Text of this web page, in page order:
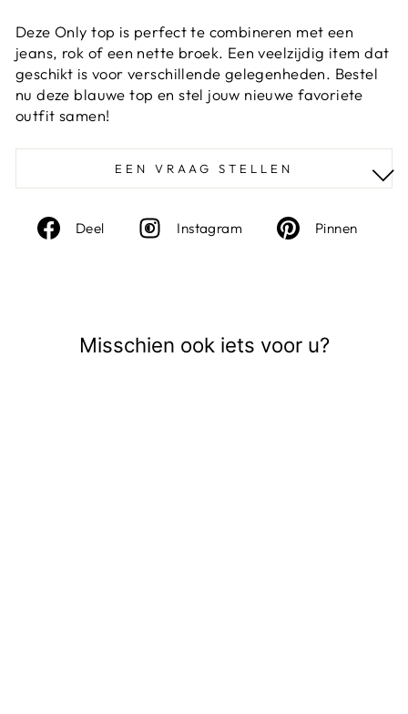
Deze Only top is perfect te combineren met een
jeans, rok of een nette broek. Een veelzijdig item dat
geschikt is voor verschillende gelegenheden. Bestel
nu deze blauwe top en stel jouw nieuwe favoriete
outfit samen!
EEN VRAAG STELLEN
Deel
Deel
Instagram InstagramPinnen
Misschien ook iets voor u?